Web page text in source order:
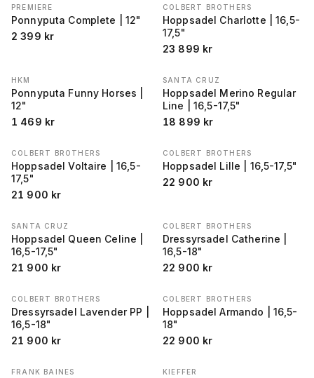
PREMIERE
Ponnyputa Complete | 12"
2 399 kr
COLBERT BROTHERS
Hoppsadel Charlotte | 16,5-
17,5"
23 899 kr
HKM
Ponnyputa Funny Horses |
12"
1 469 kr
SANTA CRUZ
Hoppsadel Merino Regular
Line | 16,5-17,5"
18 899 kr
COLBERT BROTHERS
Hoppsadel Voltaire | 16,5-
17,5"
21 900 kr
COLBERT BROTHERS
Hoppsadel Lille | 16,5-17,5"
22 900 kr
SANTA CRUZ
Hoppsadel Queen Celine |
16,5-17,5"
21 900 kr
COLBERT BROTHERS
Dressyrsadel Catherine |
16,5-18"
22 900 kr
COLBERT BROTHERS
Dressyrsadel Lavender PP |
16,5-18"
21 900 kr
COLBERT BROTHERS
Hoppsadel Armando | 16,5-
18"
22 900 kr
REA−20 %
FRANK BAINES REA−
KIEFFER